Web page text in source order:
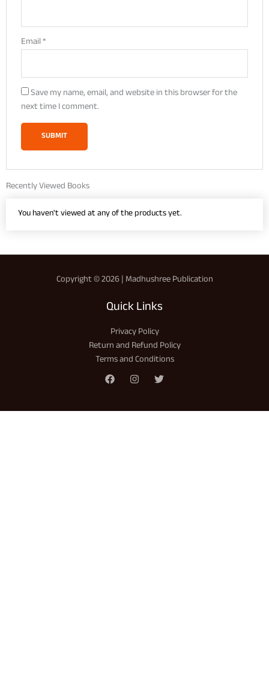
Email*
Save my name, email, and website in this browser for the
next time I comment.
Recently Viewed Books
You haven't viewed at any of the products yet.
Copyright © 2026 | Madhushree Publication
Quick Links
Privacy Policy
Return and Refund Policy
Terms and Conditions